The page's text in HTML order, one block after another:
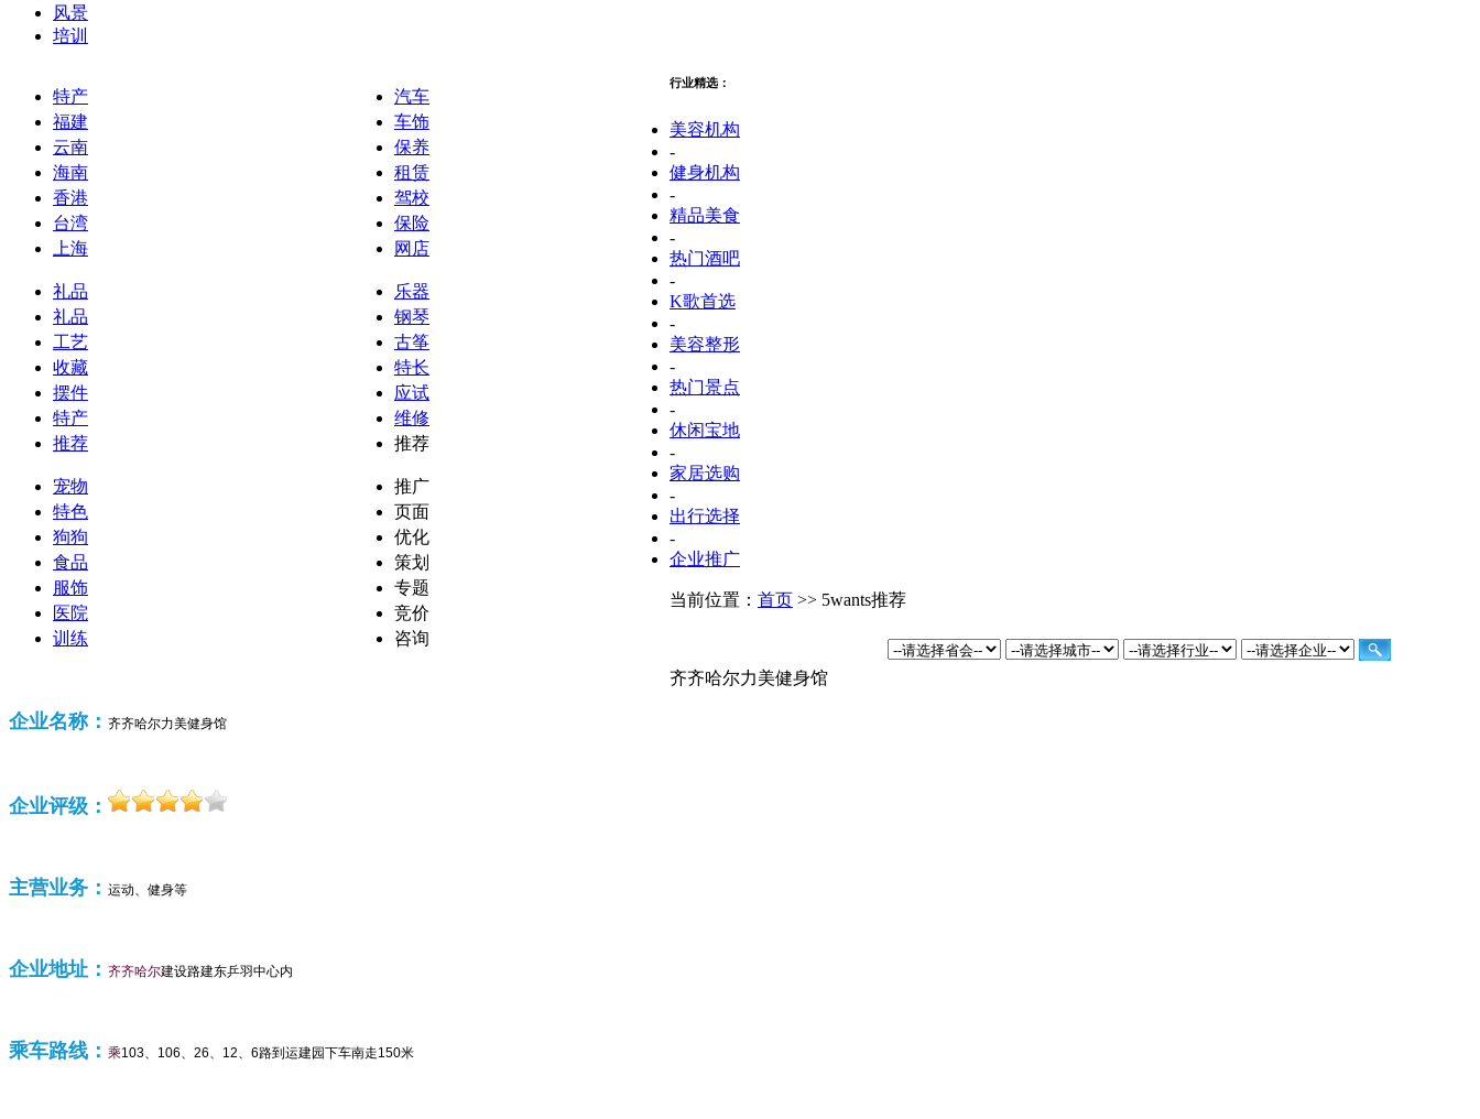
风景
培训
特产
福建
云南
海南
香港
台湾
上海
礼品
礼品
工艺
收藏
摆件
特产
推荐
宠物
特色
狗狗
食品
服饰
医院
训练
汽车
车饰
保养
租赁
驾校
保险
网店
乐器
钢琴
古筝
特长
应试
维修
推荐
推广
页面
优化
策划
专题
竞价
咨询
行业精选：
美容机构
-
健身机构
-
精品美食
-
热门酒吧
-
K歌首选
-
美容整形
-
热门景点
-
休闲宝地
-
家居选购
-
出行选择
-
企业推广
当前位置： 首页 >> 5wants推荐
齐齐哈尔力美健身馆
企业名称： 齐齐哈尔力美健身馆
企业评级：
主营业务： 运动、健身等
企业地址： 齐齐哈尔建设路建东乒羽中心内
乘车路线： 乘103、106、26、12、6路到运建园下车南走150米